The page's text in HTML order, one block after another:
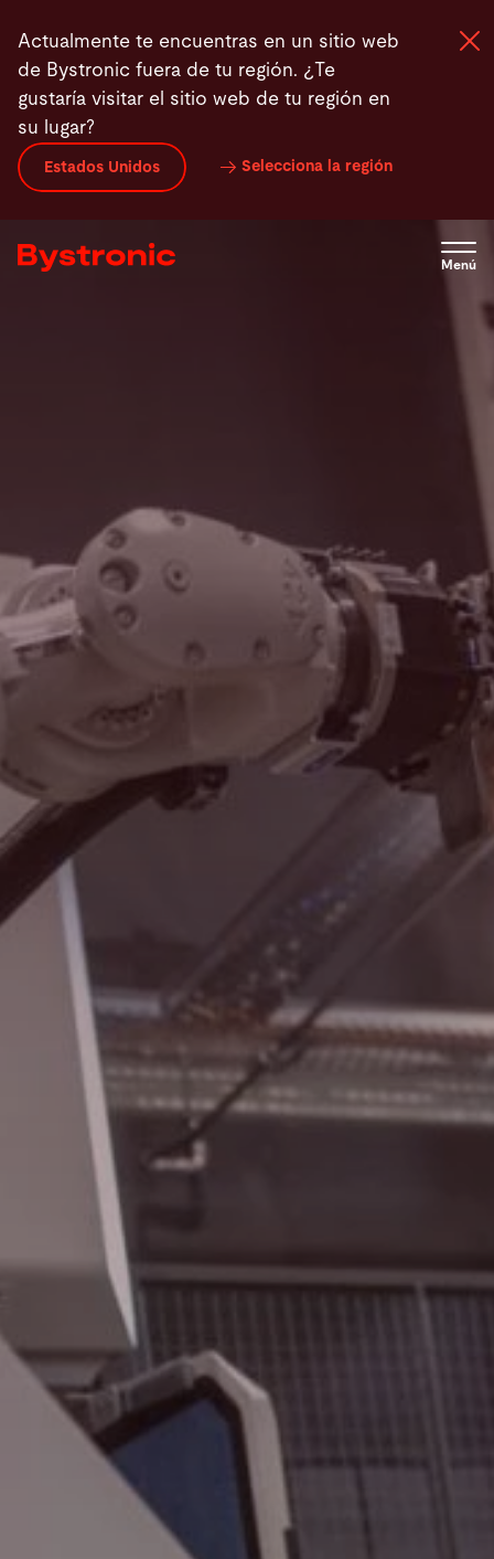
contenido
principal
Actualmente te encuentras en un sitio web
de Bystronic fuera de tu región. ¿Te
gustaría visitar el sitio web de tu región en
su lugar?
Estados Unidos Selecciona la región
Menú
Máquinas y Software
Buscar
Francia · Español
Máquinas Bystronic:una célula de plegado con una Xpert Pro
150/3100, una Xpert 40 y una Xpert 80 con un Mobile Bending
Robot cada una, una ByStar Fiber 3015 6kW, una ByTrans Cross con
BySort y almacenaje de chapas y dos máquinas de terceros
integradas